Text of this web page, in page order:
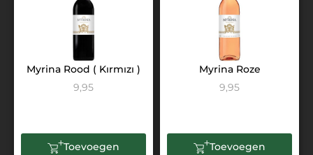
Myrina Rood ( Kırmızı )
9,95
Toevoegen
Myrina Roze
9,95
Toevoegen